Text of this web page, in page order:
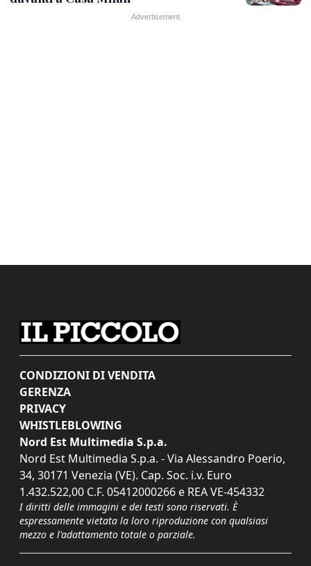
CONDIZIONI DI VENDITA
GERENZA
PRIVACY
WHISTLEBLOWING
Nord Est Multimedia S.p.a.
Nord Est Multimedia S.p.a. - Via Alessandro Poerio,
34, 30171 Venezia (VE). Cap. Soc. i.v. Euro
1.432.522,00 C.F. 05412000266 e REA VE-454332
I diritti delle immagini e dei testi sono riservati. È
espressamente vietata la loro riproduzione con qualsiasi
mezzo e l'adattamento totale o parziale.